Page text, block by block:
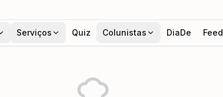
Serviços Quiz Colunistas DiaDe Feed